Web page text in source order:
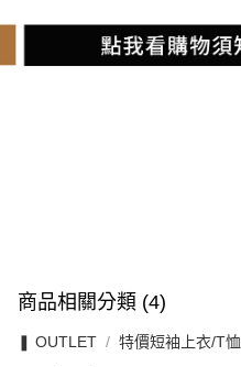
商品相關分類 (4)
❚ OUTLET 特價短袖上衣/T恤